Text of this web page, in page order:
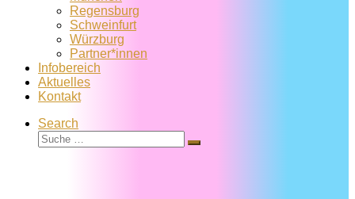
Regensburg
Schweinfurt
Würzburg
Partner*innen
Infobereich
Aktuelles
Kontakt
Search
Suche
Suche